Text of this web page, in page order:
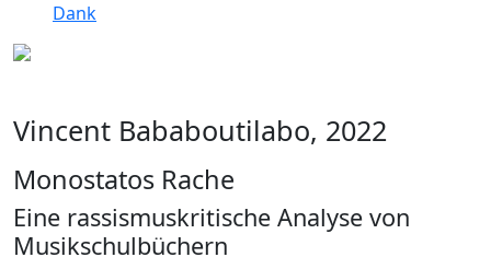
Dank
Vincent Bababoutilabo, 2022
Monostatos Rache
Eine rassismuskritische Analyse von
Musikschulbüchern